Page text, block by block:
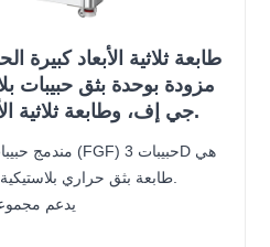
طابعة ثلاثية الأبعاد
مزودة بوحدة بثق حبيبات
جي إف، وطابعة ثلاثية الأبعاد لحبيبات البلاستيك.
*يدعم